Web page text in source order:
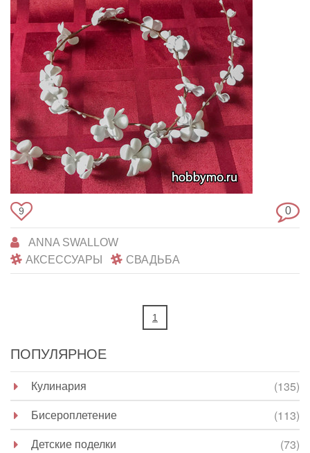
9 0
ANNA SWALLOW
АКСЕССУАРЫ
СВАДЬБА
1
ПОПУЛЯРНОЕ
Кулинария
(135)
Бисероплетение
(113)
Детские поделки
(73)